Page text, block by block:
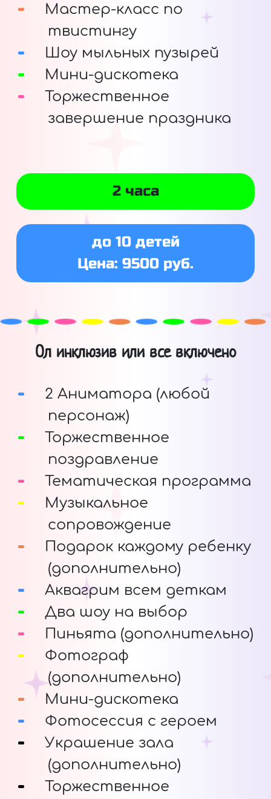
Мастер-класс по
твистингу
Шоу мыльных пузырей
Мини-дискотека
Торжественное
завершение праздника
2 часа
до 10 детей
Цена: 9500 руб.
Ол инклюзив или все включено
2 Аниматора (любой
персонаж)
Торжественное
поздравление
Тематическая программа
Музыкальное
сопровождение
Подарок каждому ребенку
(дополнительно)
Аквагрим всем деткам
Два шоу на выбор
Пиньята (дополнительно)
Фотограф
(дополнительно)
Мини-дискотека
Фотосессия с героем
Украшение зала
(дополнительно)
Торжественное